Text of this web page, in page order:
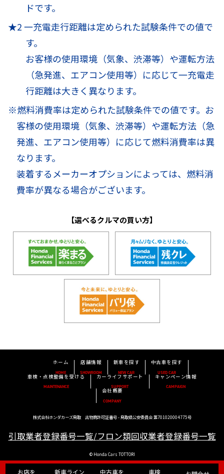
ドです。
★2 一充電走行距離は定められた試験条件での値で
す。
お客様の使用環境（気象、渋滞等）や運転方法
（急発進、エアコン使用等）に応じて一充電走
行距離は大きく異なります。
※燃料消費率は定められた試験条件での値です。お
客様の使用環境（気象、渋滞等）や運転方法（急
発進、エアコン使用等）に応じて燃料消費率は異
なります。
装着するメーカーオプションによっては、燃料消
費率が異なる場合がございます。
【選べるクルマの買い方】
ホーム
HOME
店舗情報
SHOWROOM
新車を探す
NEW CAR
中古車を探す
USED CAR
車検・点検整備を受ける
MAINTENANCE
カーライフサポート
SUPPORT
キャンペーン情報
CAMPAIGN
会社概要
COMPANY
株式会社ホンダカーズ鳥取 古物商許可証番号 - 鳥取県公安委員会 第701020004775号
引取業者登録番号一覧/フロン類回収業者登録番号一覧
© Honda Cars TOTTORI
お店を 新車ライン 中古車を 車検